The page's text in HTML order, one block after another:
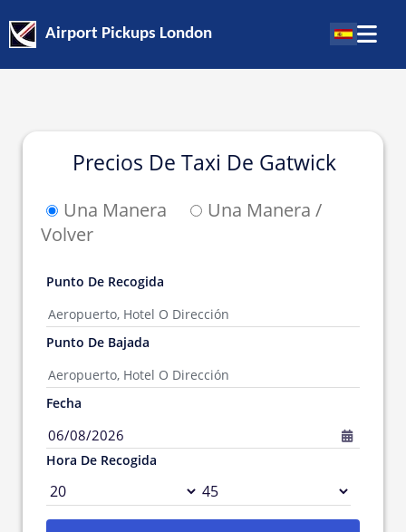
Airport Pickups London
Precios De Taxi De Gatwick
Una Manera
Una Manera /
Volver
Punto De Recogida
Punto De Bajada
Fecha
06/08/2026
Hora De Recogida